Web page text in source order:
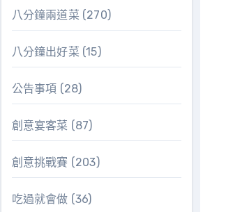
八分鐘兩道菜 (270)
八分鐘出好菜 (15)
公告事項 (28)
創意宴客菜 (87)
創意挑戰賽 (203)
吃過就會做 (36)